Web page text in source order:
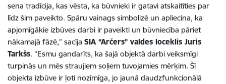
sena tradīcija, kas vēsta, ka būvnieki ir gatavi atskaitīties par
līdz šim paveikto. Spāru vainags simbolizē un apliecina, ka
apjomīgākie izbūves darbi ir paveikti un būvniecība pāriet
nākamajā fāzē,” sacīja SIA “Arčers” valdes loceklis Juris
Tarkšs. “Esmu gandarīts, ka šajā objektā darbi veiksmīgi
turpinās un mēs straujiem soļiem tuvojamies mērķim. Šī
objekta izbūve ir ļoti nozīmīga, jo jaunā daudzfunkcionālā